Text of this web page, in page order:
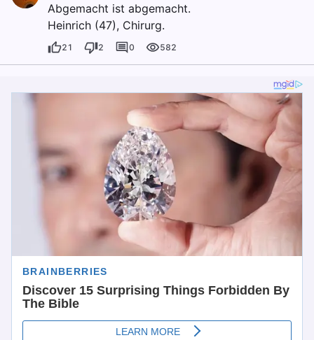
Abgemacht ist abgemacht.
Heinrich (47), Chirurg.
21 2 0 582